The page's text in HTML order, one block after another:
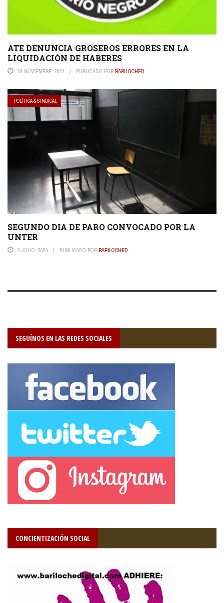
ATE DENUNCIA GROSEROS ERRORES EN LA
LIQUIDACIÓN DE HABERES
26 NOVIEMBRE, 2022 PUBLICADO POR BARILOCHED
POLÍTICA & SINDICAL
SEGUNDO DIA DE PARO CONVOCADO POR LA
UNTER
3 JULIO, 2024 PUBLICADO POR BARILOCHED
SEGUÍNOS EN LAS REDES SOCIALES
CONCIENTIZACIÓN SOCIAL